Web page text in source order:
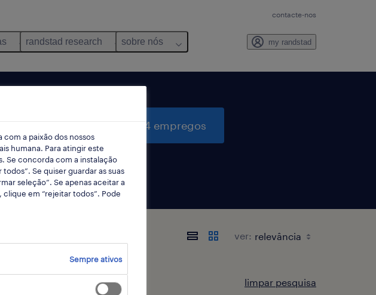
contacte-nos
randstad research sobre nós my randstad
pesquisar 4 empregos
para ti ver:
limpar pesquisa
a paixão dos nossos
humana. Para atingir este
Se concorda com a instalação
Se quiser guardar as suas
seleção”. Se apenas aceitar a
em “rejeitar todos”. Pode
Sempre ativos